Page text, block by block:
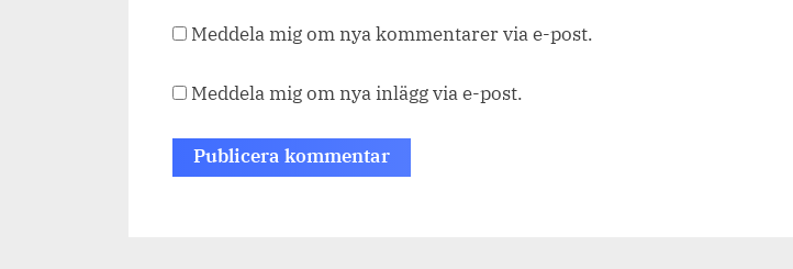
Meddela mig om nya kommentarer via e-post.
Meddela mig om nya inlägg via e-post.